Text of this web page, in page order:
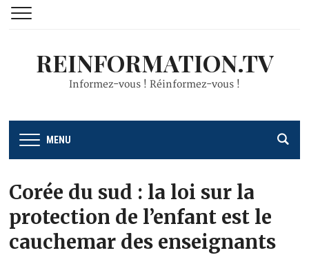
REINFORMATION.TV
Informez-vous ! Réinformez-vous !
MENU
Corée du sud : la loi sur la
protection de l’enfant est le
cauchemar des enseignants